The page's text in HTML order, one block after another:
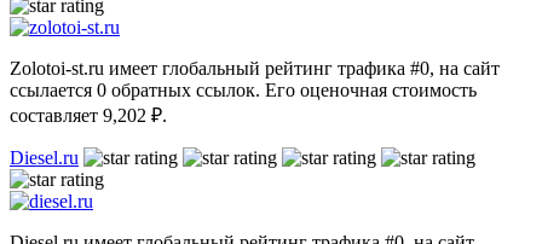
Zolotoi-st.ru имеет глобальный рейтинг трафика #0, на сайт
ссылается 0 обратных ссылок. Его оценочная стоимость
составляет 9,202 ₽.
Diesel.ru